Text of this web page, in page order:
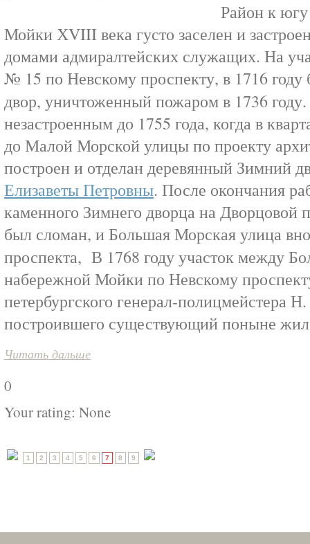
Район к
Мойки ХVIII века густо заселен и
домами адмиралтейских служащих. На
№ 15 по Невскому проспекту, в 1716
двор, уничтоженный пожаром в 1736
незастроенным до 1755 года, когда в
до Малой Морской улицы по проекту
построен и отделан деревянный Зимний
Елизаветы Петровны. После окончания
каменного Зимнего дворца на Дворцовой
был сломан, и Большая Морская улица
проспекта, В 1768 году участок между
набережной Мойки по Невскому
петербургского генерал-полицмейстера
построившего существующий поныне
Читать дальше
0
Your rating: None
1 2 3 4 5 6 7 8 9